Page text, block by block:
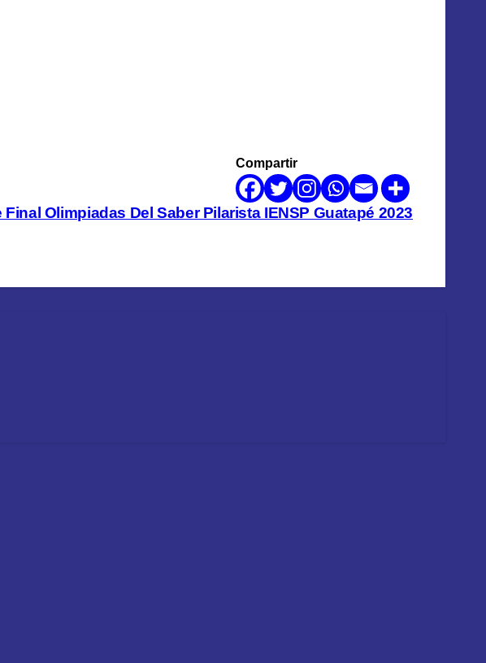
Compartir
Final Olimpiadas Del Saber Pilarista IENSP Guatapé 2023